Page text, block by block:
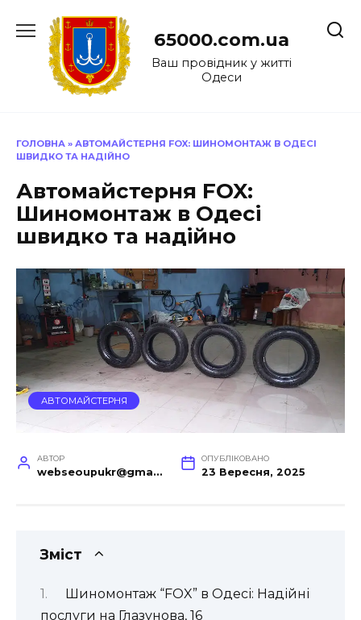
до
65000.com.ua
Ваш провідник у житті
Одеси
ГОЛОВНА » АВТОМАЙСТЕРНЯ FOX: ШИНОМОНТАЖ В ОДЕСІ
ШВИДКО ТА НАДІЙНО
Автомайстерня FOX:
Шиномонтаж в Одесі
швидко та надійно
АВТОМАЙСТЕРНЯ
АВТОР
webseoupukr@gmail.com
ОПУБЛІКОВАНО
23 Вересня, 2025
Зміст
Шиномонтаж “FOX” в Одесі: Надійні
послуги на Глазунова, 16